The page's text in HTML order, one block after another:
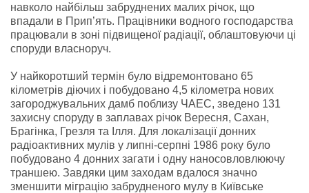
навколо найбільш забруднених малих річок, що
впадали в Прип’ять. Працівники водного господарства
працювали в зоні підвищеної радіації, облаштовуючи ці
споруди власноруч.
У найкоротший термін було відремонтовано 65
кілометрів діючих і побудовано 4,5 кілометра нових
загороджувальних дамб поблизу ЧАЕС, зведено 131
захисну споруду в заплавах річок Вересня, Сахан,
Брагінка, Грезля та Ілля. Для локалізації донних
радіоактивних мулів у липні-серпні 1986 року було
побудовано 4 донних загати і одну наносовловлюючу
траншею. Завдяки цим заходам вдалося значно
зменшити міграцію забрудненого мулу в Київське